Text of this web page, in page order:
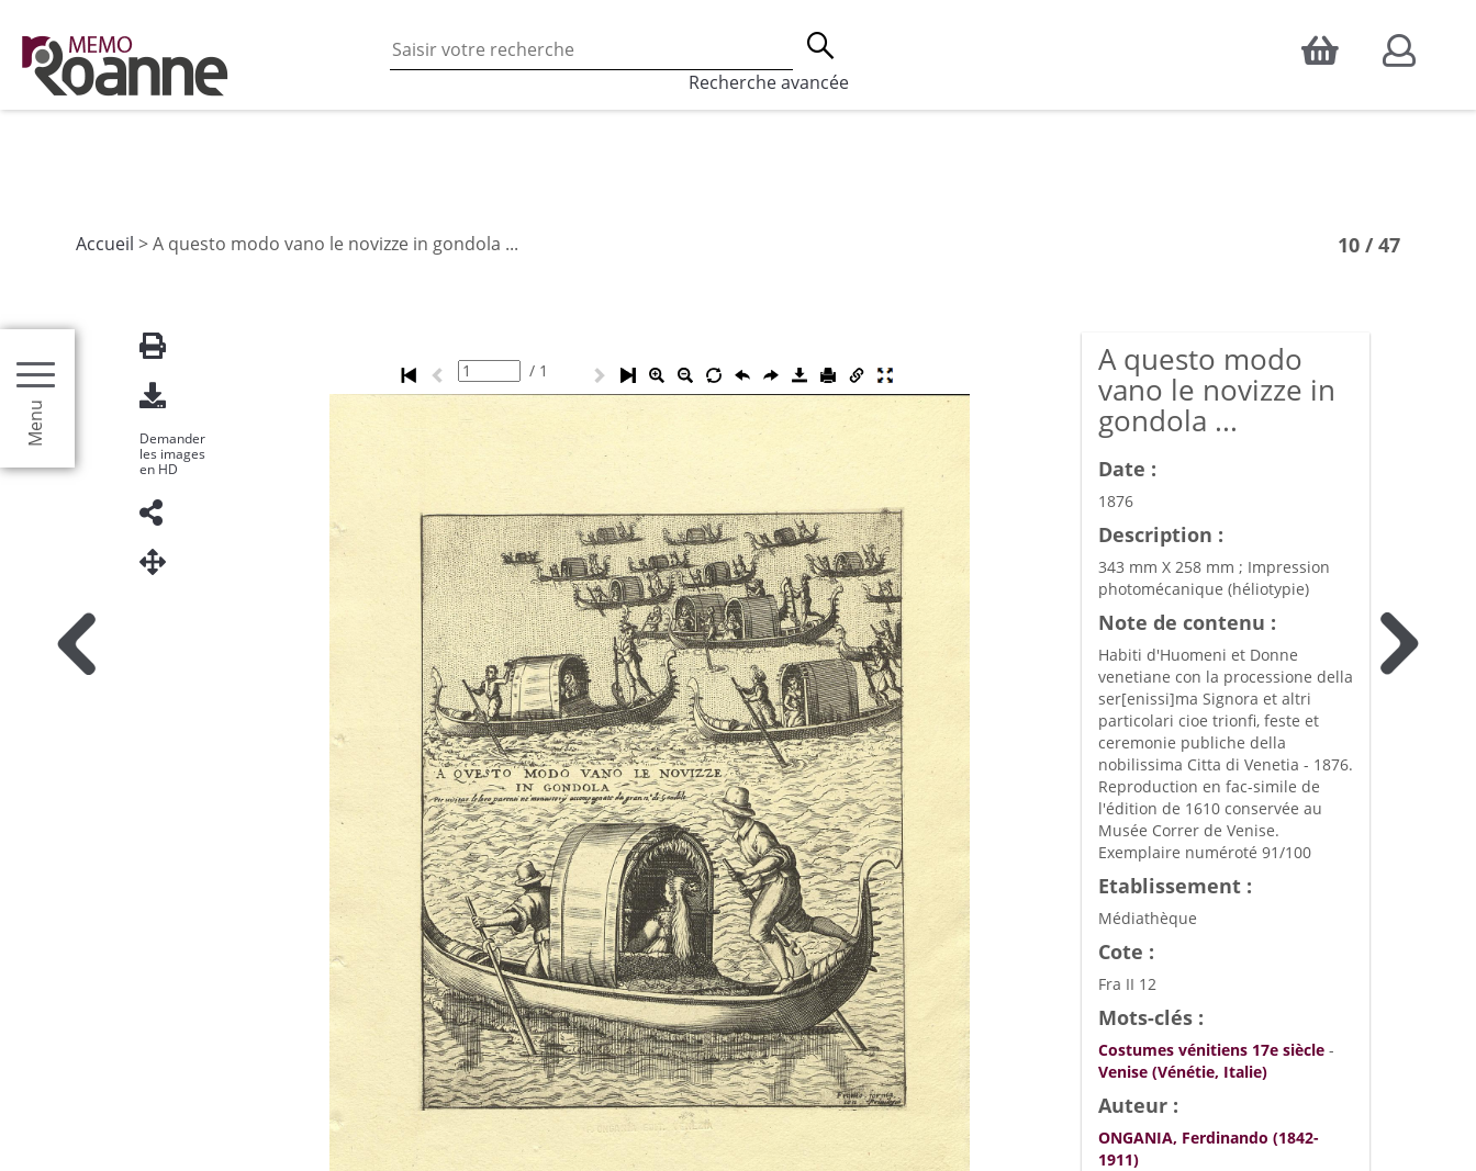
Accepter
En poursuivant votre navigation sur ce site vous acceptez l’utilisation des cookies, qui sont utilisés à des fins de statistiques d'audience, ainsi que pour
les fonctionnalités de partages de contenu sur les réseaux sociaux.
Recherche avancée
Menu
Accueil > A questo modo vano le novizze in gondola ... 10 / 47
Demander
les images
en HD
/ 1 A questo modo
vano le novizze in
gondola ...
Date :
1876
Description :
343 mm X 258 mm ; Impression
photomécanique (héliotypie)
Note de contenu :
Habiti d'Huomeni et Donne
venetiane con la processione della
ser[enissi]ma Signora et altri
particolari cioe trionfi, feste et
ceremonie publiche della
nobilissima Citta di Venetia - 1876.
Reproduction en fac-simile de
l'édition de 1610 conservée au
Musée Correr de Venise.
Exemplaire numéroté 91/100
Etablissement :
Médiathèque
Cote :
Fra II 12
Mots-clés :
Costumes vénitiens 17e siècle-
Venise (Vénétie, Italie)
Auteur :
ONGANIA, Ferdinando (1842-
1911)